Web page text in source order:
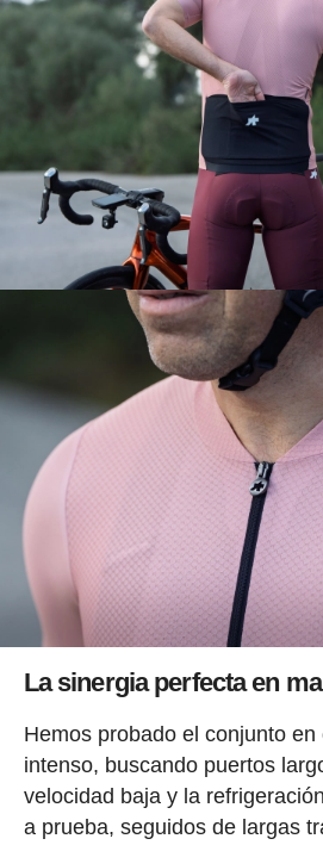
La sinergia perfecta en
Hemos probado el conjunto
intenso, buscando puertos
velocidad baja y la
a prueba, seguidos de largas